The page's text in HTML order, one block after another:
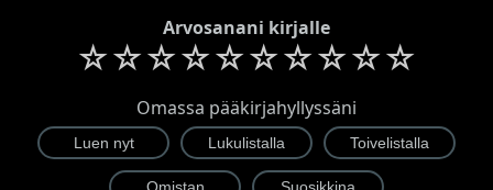
Arvosanani kirjalle
☆☆☆☆☆☆☆☆☆☆
Omassa pääkirjahyllyssäni